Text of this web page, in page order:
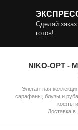
Сделай
готов!
NIKO-OPT
Элегантная
сарафаны, блузы и
кофты
Доставка